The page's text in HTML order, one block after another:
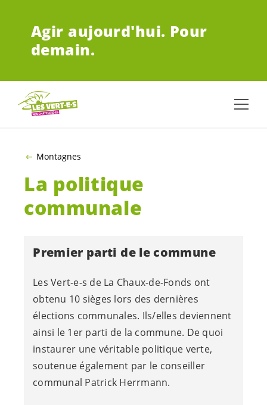
Agir aujourd'hui. Pour
demain.
Montagnes
La politique
communale
Premier parti de le commune
LesVert-e-s de La Chaux-de-Fonds ont
obtenu 10 sièges lors des dernières
élections communales. Ils/elles deviennent
ainsi le 1er parti de la commune. De quoi
instaurer une véritable politique verte,
soutenue également par le conseiller
communal Patrick Herrmann.